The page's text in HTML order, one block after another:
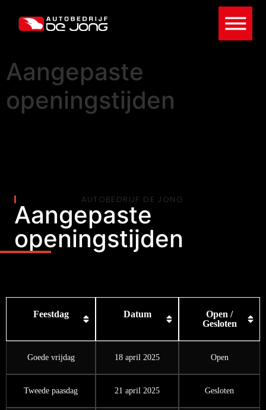
Aangepaste
openingstijden
AUTOBEDRIJF DE JONG
Aangepaste
openingstijden
Feestdag Datum
Open /
Gesloten
Goede vrijdag 18 april 2025 Open
Tweede paasdag 21 april 2025 Gesloten